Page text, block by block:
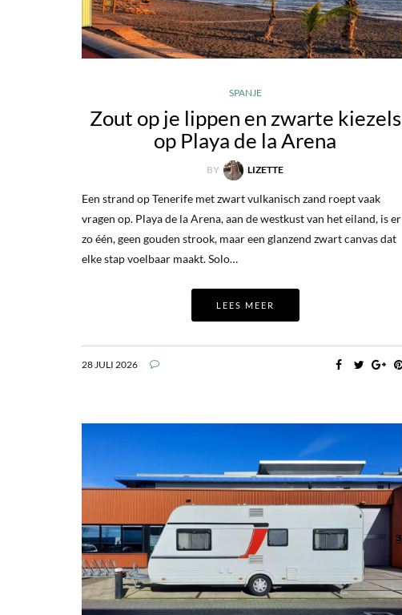
SPANJE
Zout op je lippen en zwarte kiezels
op Playa de la Arena
BY LIZETTE
Een strand op Tenerife met zwart vulkanisch zand roept vaak
vragen op. Playa de la Arena, aan de westkust van het eiland, is er
zo één, geen gouden strook, maar een glanzend zwart canvas dat
elke stap voelbaar maakt. Solo…
LEES MEER
28 JULI 2026